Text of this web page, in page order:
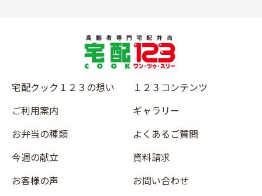
宅配クック１２３の想い
ご利用案内
お弁当の種類
今週の献立
お客様の声
１２３コンテンツ
ギャラリー
よくあるご質問
資料請求
お問い合わせ